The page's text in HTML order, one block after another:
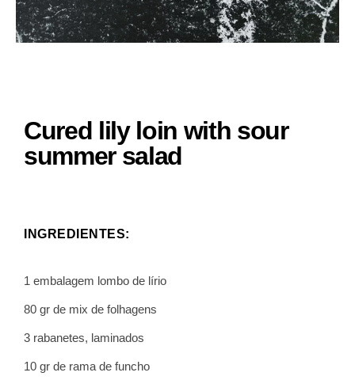
Cured lily loin with sour
summer salad
INGREDIENTES:
1 embalagem lombo de lírio
80 gr de mix de folhagens
3 rabanetes, laminados
10 gr de rama de funcho